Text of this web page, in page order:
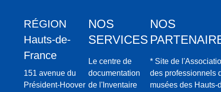
RÉGION
Hauts-de-
France
151 avenue du
Président-Hoover
NOS
SERVICES
Le centre de
documentation
de l'Inventaire
NOS
* Site de
des professionnels
musées des Hauts-